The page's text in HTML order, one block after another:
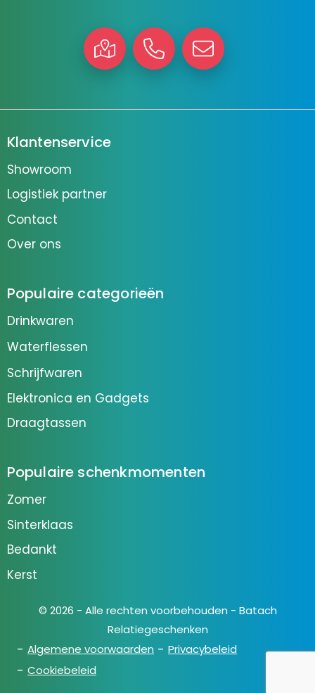
Klantenservice
Showroom
Logistiek partner
Contact
Over ons
Populaire categorieën
Drinkwaren
Waterflessen
Schrijfwaren
Elektronica en Gadgets
Draagtassen
Populaire schenkmomenten
Zomer
Sinterklaas
Bedankt
Kerst
© 2026 - Alle rechten voorbehouden - Batach
Relatiegeschenken
Algemene voorwaarden
Privacybeleid
Cookiebeleid